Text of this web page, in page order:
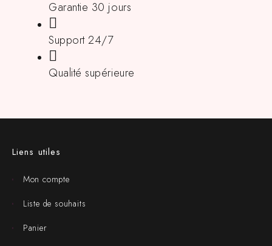
Garantie 30 jours
Support 24/7
Qualité supérieure
Liens utiles
Mon compte
Liste de souhaits
Panier